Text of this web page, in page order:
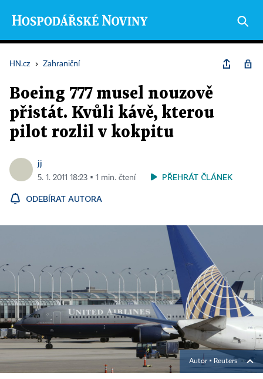
HN.cz › Zahraniční
Boeing 777 musel nouzově
přistát. Kvůli kávě, kterou
pilot rozlil v kokpitu
jj
5. 1. 2011 18:23 ▪ 1 min. čtení PŘEHRÁT ČLÁNEK
ODEBÍRAT AUTORA
Autor ▪ Reuters